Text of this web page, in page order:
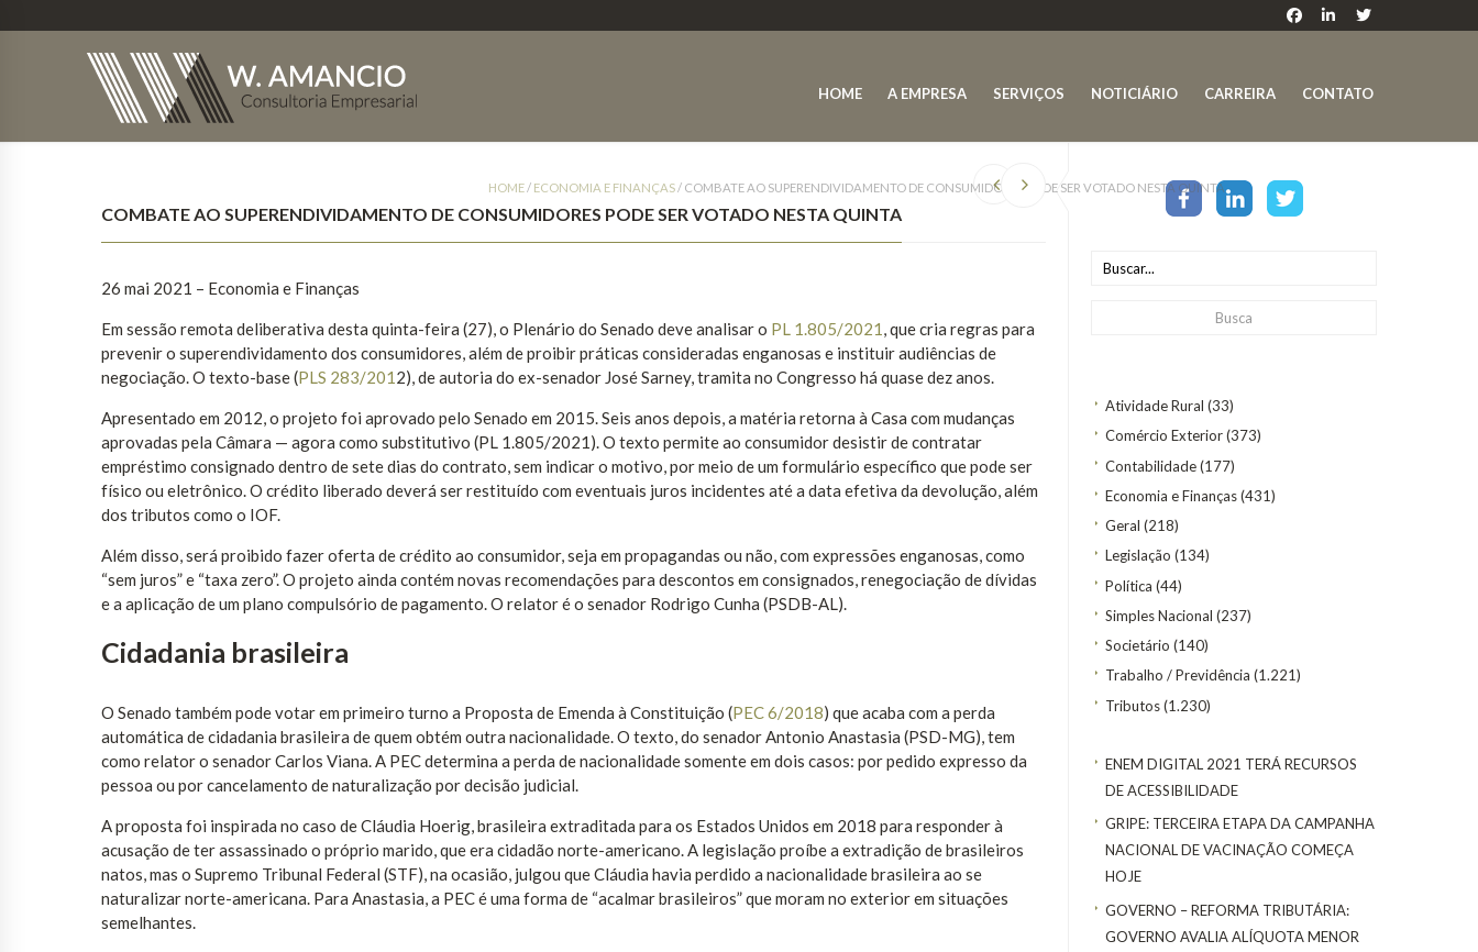
HOME A EMPRESA SERVIÇOS NOTICIÁRIO CARREIRA CONTATO
Atividade Rural (33)
Comércio Exterior(373)
Contabilidade(177)
Economia e Finanças(431)
Geral (218)
Legislação (134)
Política (44)
Simples Nacional (237)
Societário (140)
Trabalho / Previdência (1.221)
Tributos(1.230)
ENEM DIGITAL 2021 TERÁ RECURSOS
DE ACESSIBILIDADE
GRIPE: TERCEIRA ETAPA DA CAMPANHA
NACIONAL DE VACINAÇÃO COMEÇA
HOJE
GOVERNO – REFORMA TRIBUTÁRIA:
GOVERNO AVALIA ALÍQUOTA MENOR
HOME/ ECONOMIA E FINANÇAS/ COMBATE AO SUPERENDIVIDAMENTO DE CONSUMIDORES PODE SER VOTADO NESTA QUINTA
COMBATE AO SUPERENDIVIDAMENTO DE CONSUMIDORES PODE SER VOTADO NESTA QUINTA
26 mai 2021 – Economia e Finanças
Em sessão remota deliberativa desta quinta-feira (27), o Plenário do Senado deve analisar o PL 1.805/2021, que cria regras para
prevenir o superendividamento dos consumidores, além de proibir práticas consideradas enganosas e instituir audiências de
negociação. O texto-base (PLS 283/2012), de autoria do ex-senador José Sarney, tramita no Congresso há quase dez anos.
Apresentado em 2012, o projeto foi aprovado pelo Senado em 2015. Seis anos depois, a matéria retorna à Casa com mudanças
aprovadas pela Câmara — agora como substitutivo (PL 1.805/2021). O texto permite ao consumidor desistir de contratar
empréstimo consignado dentro de sete dias do contrato, sem indicar o motivo, por meio de um formulário específico que pode ser
físico ou eletrônico. O crédito liberado deverá ser restituído com eventuais juros incidentes até a data efetiva da devolução, além
dos tributos como o IOF.
Além disso, será proibido fazer oferta de crédito ao consumidor, seja em propagandas ou não, com expressões enganosas, como
“sem juros” e “taxa zero”. O projeto ainda contém novas recomendações para descontos em consignados, renegociação de dívidas
e a aplicação de um plano compulsório de pagamento. O relator é o senador Rodrigo Cunha (PSDB-AL).
Cidadania brasileira
O Senado também pode votar em primeiro turno a Proposta de Emenda à Constituição (PEC 6/2018) que acaba com a perda
automática de cidadania brasileira de quem obtém outra nacionalidade. O texto, do senador Antonio Anastasia (PSD-MG), tem
como relator o senador Carlos Viana. A PEC determina a perda de nacionalidade somente em dois casos: por pedido expresso da
pessoa ou por cancelamento de naturalização por decisão judicial.
A proposta foi inspirada no caso de Cláudia Hoerig, brasileira extraditada para os Estados Unidos em 2018 para responder à
acusação de ter assassinado o próprio marido, que era cidadão norte-americano. A legislação proíbe a extradição de brasileiros
natos, mas o Supremo Tribunal Federal (STF), na ocasião, julgou que Cláudia havia perdido a nacionalidade brasileira ao se
naturalizar norte-americana. Para Anastasia, a PEC é uma forma de “acalmar brasileiros” que moram no exterior em situações
semelhantes.